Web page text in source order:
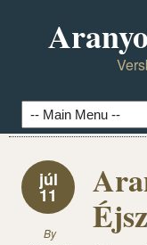
júl
11
By